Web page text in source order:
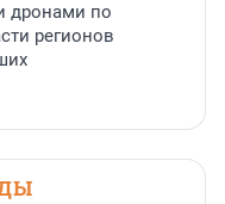
дронами по
регионов